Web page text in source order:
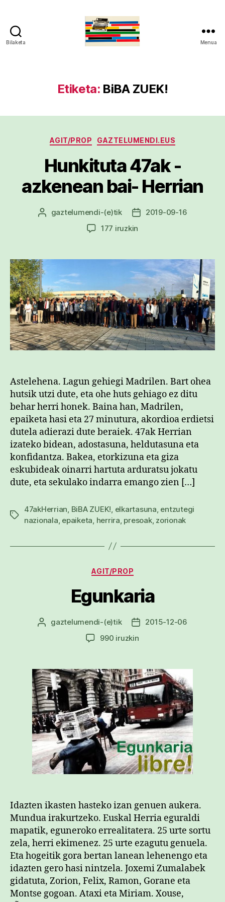
Bilaketa Menua
Etiketa: BiBA ZUEK!
Kategoriak
AGIT/PROP GAZTELUMENDI.EUS
Hunkituta 47ak -
azkenean bai- Herrian
Argitalpenaren
gaztelumendi-(e)tik
Argitalpenaren
2019-09-16
177 iruzkin
azkenean
bai-
Herrian
sarreran
Astelehena. Lagun gehiegi Madrilen. Bart ohea
hutsik utzi dute, eta ohe huts gehiago ez ditu
behar herri honek. Baina han, Madrilen,
epaiketa hasi eta 27 minutura, akordioa erdietsi
dutela adierazi dute beraiek. 47ak Herrian
izateko bidean, adostasuna, heldutasuna eta
konfidantza. Bakea, etorkizuna eta giza
eskubideak oinarri hartuta arduratsu jokatu
dute, eta sekulako indarra emango zien […]
Etiketak
47akHerrian BiBA ZUEK! elkartasuna entzutegi
nazionala epaiketa herrira presoak, zorionak
Kategoriak
AGIT/PROP
Egunkaria
Argitalpenaren
gaztelumendi-(e)tik
Argitalpenaren
2015-12-06
990 iruzkinEgunkaria
Idazten ikasten hasteko izan genuen aukera.
Mundua irakurtzeko. Euskal Herria eguraldi
mapatik, eguneroko errealitatera. 25 urte sortu
zela, herri ekimenez. 25 urte ezagutu genuela.
Eta hogeitik gora bertan lanean lehenengo eta
idazten gero hasi nintzela. Joxemi Zumalabek
gidatuta, Zorion, Felix, Ramon, Gorane eta
Montse gogoan. Ataxi eta Miriam. Xouse,